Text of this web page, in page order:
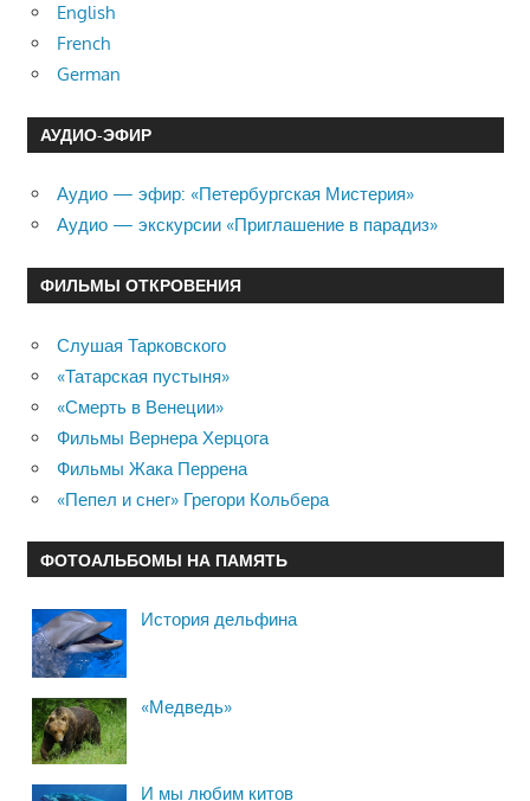
English
French
German
АУДИО-ЭФИР
Аудио — эфир: «Петербургская Мистерия»
Аудио — экскурсии «Приглашение в парадиз»
ФИЛЬМЫ ОТКРОВЕНИЯ
Слушая Тарковского
«Татарская пустыня»
«Смерть в Венеции»
Фильмы Вернера Херцога
Фильмы Жака Перрена
«Пепел и снег» Грегори Кольбера
ФОТОАЛЬБОМЫ НА ПАМЯТЬ
История дельфина
«Медведь»
И мы любим китов